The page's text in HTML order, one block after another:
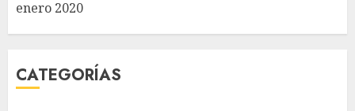
enero 2020
CATEGORÍAS